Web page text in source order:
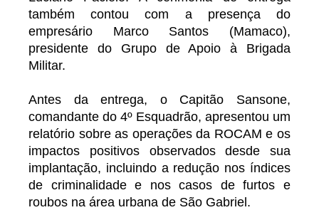
também contou com a presença do
empresário Marco Santos (Mamaco),
presidente do Grupo de Apoio à Brigada
Militar.
Antes da entrega, o Capitão Sansone,
comandante do 4º Esquadrão, apresentou um
relatório sobre as operações da ROCAM e os
impactos positivos observados desde sua
implantação, incluindo a redução nos índices
de criminalidade e nos casos de furtos e
roubos na área urbana de São Gabriel.